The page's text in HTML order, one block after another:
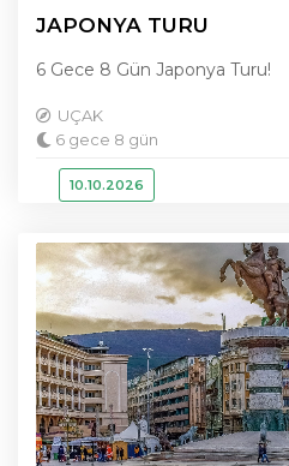
JAPONYA TURU
6 Gece 8 Gün Japonya Turu!
UÇAK
6 gece 8 gün
10.10.2026